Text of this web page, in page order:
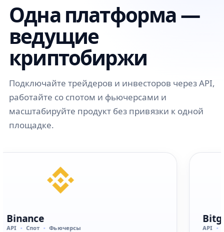
Одна платформа —
ведущие
криптобиржи
Подключайте трейдеров и инвесторов через API,
работайте со спотом и фьючерсами и
масштабируйте продукт без привязки к одной
площадке.
Спот Фьючерсы
Bitget
Спот